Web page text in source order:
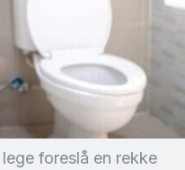
foreslå en rekke